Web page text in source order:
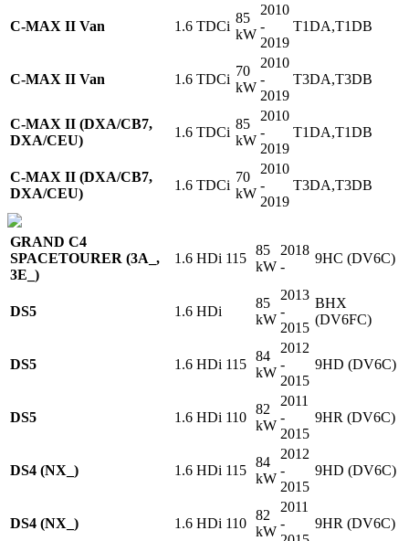
C-MAX II Van 1.6 TDCi
85
kW
2010
-
2019
T1DA,T1DB
C-MAX II Van 1.6 TDCi
70
kW
2010
-
2019
T3DA,T3DB
C-MAX II (DXA/CB7,
DXA/CEU)
1.6 TDCi
85
kW
2010
-
2019
T1DA,T1DB
C-MAX II (DXA/CB7,
DXA/CEU)
1.6 TDCi
70
kW
2010
-
2019
T3DA,T3DB
GRAND C4
SPACETOURER (3A_,
3E_)
1.6 HDi 115
85
kW
2018
-
9HC (DV6C)
DS5 1.6 HDi
85
kW
2013
-
2015
BHX
(DV6FC)
DS5 1.6 HDi 115
84
kW
2012
-
2015
9HD (DV6C)
DS5 1.6 HDi 110
82
kW
2011
-
2015
9HR (DV6C)
DS4 (NX_) 1.6 HDi 115
84
kW
2012
-
2015
9HD (DV6C)
DS4 (NX_) 1.6 HDi 110
82
kW
2011
-
9HR (DV6C)